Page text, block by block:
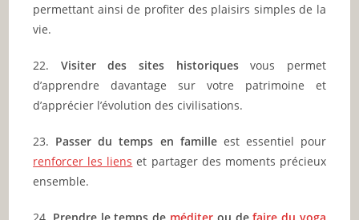
permettant ainsi de profiter des plaisirs simples de la
vie.
22. Visiter des sites historiquesvous permet
d’apprendre davantage sur votre patrimoine et
d’apprécier l’évolution des civilisations.
23. Passer du temps en familleest essentiel pour
renforcer les liens et partager des moments précieux
ensemble.